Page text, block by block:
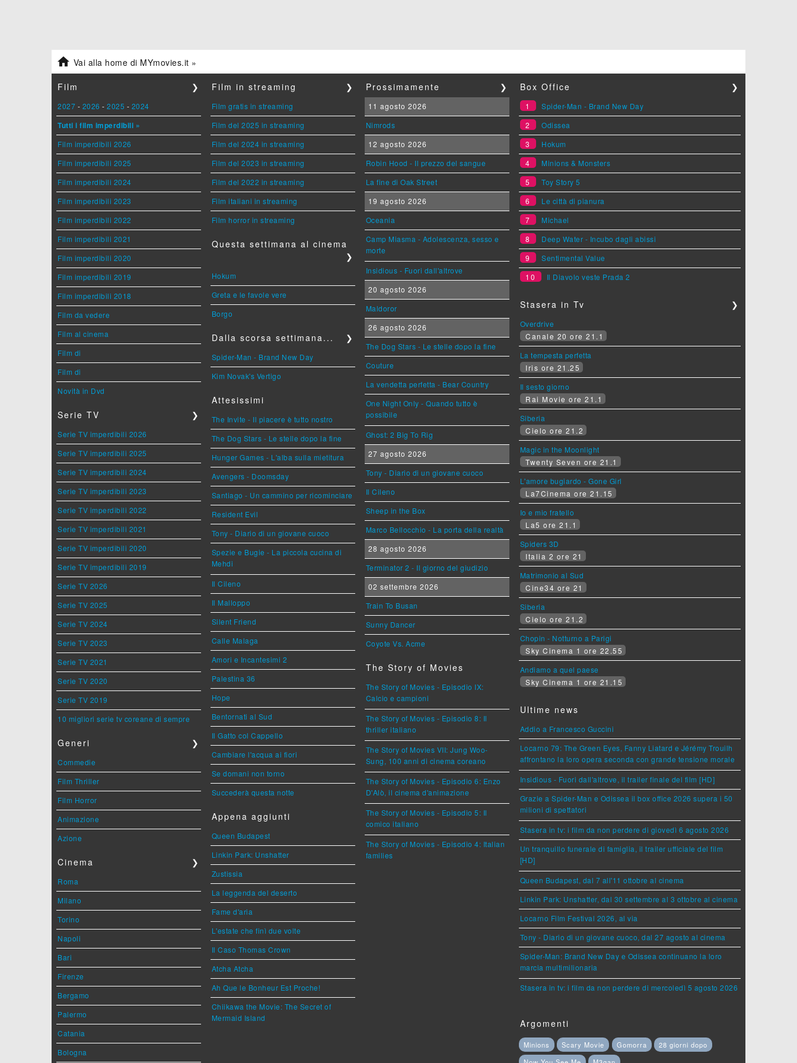
 Vai alla home di MYmovies.it »
Film ❯
2027 - 2026 - 2025 - 2024
Tutti i film imperdibili »
Film imperdibili 2026
Film imperdibili 2025
Film imperdibili 2024
Film imperdibili 2023
Film imperdibili 2022
Film imperdibili 2021
Film imperdibili 2020
Film imperdibili 2019
Film imperdibili 2018
Film da vedere
Film al cinema
Film di
Film di
Novità in Dvd
Serie TV ❯
Serie TV imperdibili 2026
Serie TV imperdibili 2025
Serie TV imperdibili 2024
Serie TV imperdibili 2023
Serie TV imperdibili 2022
Serie TV imperdibili 2021
Serie TV imperdibili 2020
Serie TV imperdibili 2019
Serie TV 2026
Serie TV 2025
Serie TV 2024
Serie TV 2023
Serie TV 2021
Serie TV 2020
Serie TV 2019
10 migliori serie tv coreane di sempre
Generi ❯
Commedie
Film Thriller
Film Horror
Animazione
Azione
Cinema ❯
Roma
Milano
Torino
Napoli
Bari
Firenze
Bergamo
Palermo
Catania
Bologna
Film in streaming ❯
Film gratis in streaming
Film del 2025 in streaming
Film del 2024 in streaming
Film del 2023 in streaming
Film del 2022 in streaming
Film italiani in streaming
Film horror in streaming
Questa settimana al cinema
❯
Hokum
Greta e le favole vere
Borgo
Dalla scorsa settimana... ❯
Spider-Man - Brand New Day
Kim Novak's Vertigo
Attesissimi
The Invite - Il piacere è tutto nostro
The Dog Stars - Le stelle dopo la fine
Hunger Games - L'alba sulla mietitura
Avengers - Doomsday
Santiago - Un cammino per ricominciare
Resident Evil
Tony - Diario di un giovane cuoco
Spezie e Bugie - La piccola cucina di
Mehdi
Il Cileno
Il Malloppo
Silent Friend
Calle Malaga
Amori e Incantesimi 2
Palestina 36
Hope
Bentornati al Sud
Il Gatto col Cappello
Cambiare l'acqua ai fiori
Se domani non torno
Succederà questa notte
Appena aggiunti
Queen Budapest
Linkin Park: Unshatter
Zustissia
La leggenda del deserto
Fame d'aria
L'estate che finì due volte
Il Caso Thomas Crown
Atcha Atcha
Ah Que le Bonheur Est Proche!
Chiikawa the Movie: The Secret of
Mermaid Island
Prossimamente ❯
11 agosto 2026
Nimrods
12 agosto 2026
Robin Hood - Il prezzo del sangue
La fine di Oak Street
19 agosto 2026
Oceania
Camp Miasma - Adolescenza, sesso e
morte
Insidious - Fuori dall'altrove
20 agosto 2026
Maldoror
26 agosto 2026
The Dog Stars - Le stelle dopo la fine
Couture
La vendetta perfetta - Bear Country
One Night Only - Quando tutto è
possibile
Ghost: 2 Big To Rig
27 agosto 2026
Tony - Diario di un giovane cuoco
Il Cileno
Sheep in the Box
Marco Bellocchio - La porta della realtà
28 agosto 2026
Terminator 2 - Il giorno del giudizio
02 settembre 2026
Train To Busan
Sunny Dancer
Coyote Vs. Acme
The Story of Movies
The Story of Movies - Episodio IX:
Calcio e campioni
The Story of Movies - Episodio 8: Il
thriller italiano
The Story of Movies VII: Jung Woo-
Sung, 100 anni di cinema coreano
The Story of Movies - Episodio 6: Enzo
D'Alò, il cinema d'animazione
The Story of Movies - Episodio 5: Il
comico italiano
The Story of Movies - Episodio 4: Italian
families
Box Office ❯
1
Spider-Man - Brand New Day
2
Odissea
3
Hokum
4
Minions & Monsters
5
Toy Story 5
6
Le città di pianura
7
Michael
8
Deep Water - Incubo dagli abissi
9
Sentimental Value
10
Il Diavolo veste Prada 2
Stasera in Tv ❯
Overdrive
Canale 20 ore 21.1
La tempesta perfetta
Iris ore 21.25
Il sesto giorno
Rai Movie ore 21.1
Siberia
Cielo ore 21.2
Magic in the Moonlight
Twenty Seven ore 21.1
L'amore bugiardo - Gone Girl
La7Cinema ore 21.15
Io e mio fratello
La5 ore 21.1
Spiders 3D
Italia 2 ore 21
Matrimonio al Sud
Cine34 ore 21
Siberia
Cielo ore 21.2
Chopin - Notturno a Parigi
Sky Cinema 1 ore 22.55
Andiamo a quel paese
Sky Cinema 1 ore 21.15
Ultime news
Addio a Francesco Guccini
Locarno 79: The Green Eyes, Fanny Liatard e Jérémy Trouilh
affrontano la loro opera seconda con grande tensione morale
Insidious - Fuori dall'altrove, il trailer finale del film [HD]
Grazie a Spider-Man e Odissea il box office 2026 supera i 50
milioni di spettatori
Stasera in tv: i film da non perdere di giovedì 6 agosto 2026
Un tranquillo funerale di famiglia, il trailer ufficiale del film
[HD]
Queen Budapest, dal 7 all'11 ottobre al cinema
Linkin Park: Unshatter, dal 30 settembre al 3 ottobre al cinema
Locarno Film Festival 2026, al via
Tony - Diario di un giovane cuoco, dal 27 agosto al cinema
Spider-Man: Brand New Day e Odissea continuano la loro
marcia multimilionaria
Stasera in tv: i film da non perdere di mercoledì 5 agosto 2026
Argomenti
Minions Scary Movie Gomorra
28 giorni dopo